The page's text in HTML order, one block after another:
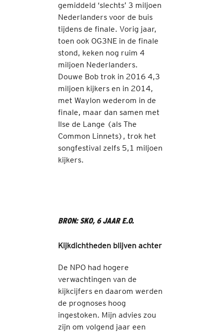
gemiddeld ‘slechts’ 3 miljoen
Nederlanders voor de buis
tijdens de finale. Vorig jaar,
toen ook OG3NE in de finale
stond, keken nog ruim 4
miljoen Nederlanders.
Douwe Bob trok in 2016 4,3
miljoen kijkers en in 2014,
met Waylon wederom in de
finale, maar dan samen met
Ilse de Lange (als The
Common Linnets), trok het
songfestival zelfs 5,1 miljoen
kijkers.
BRON: SKO, 6 JAAR E.O.
Kijkdichtheden blijven achter
De NPO had hogere
verwachtingen van de
kijkcijfers en daarom werden
de prognoses hoog
ingestoken. Mijn advies zou
zijn om volgend jaar een